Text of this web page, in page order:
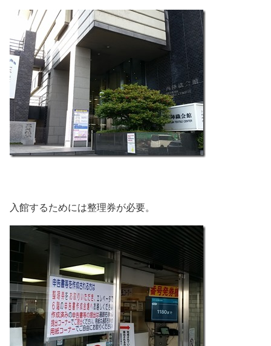
入館するためには整理券が必要。